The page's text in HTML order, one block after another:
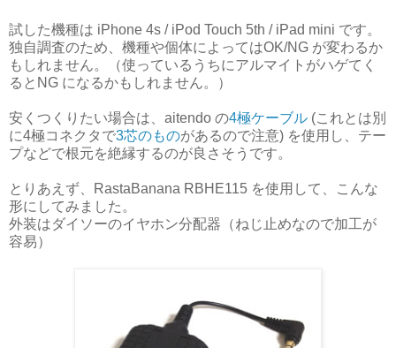
試した機種は iPhone 4s / iPod Touch 5th / iPad mini です。
独自調査のため、機種や個体によってはOK/NG が変わるか
もしれません。（使っているうちにアルマイトがハゲてく
るとNG になるかもしれません。）
安くつくりたい場合は、aitendo の4極ケーブル (これとは別
に4極コネクタで3芯のものがあるので注意) を使用し、テー
プなどで根元を絶縁するのが良さそうです。
とりあえず、RastaBanana RBHE115 を使用して、こんな
形にしてみました。
外装はダイソーのイヤホン分配器（ねじ止めなので加工が
容易）